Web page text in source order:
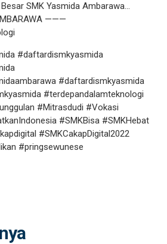
SMK Yasmida Ambarawa…
———
#daftardismkyasmida
#daftardismkyasmida
#terdepandalamteknologi
#Mitrasdudi #Vokasi
#SMKBisa #SMKHebat
#SMKCakapDigital2022
#pringsewunese